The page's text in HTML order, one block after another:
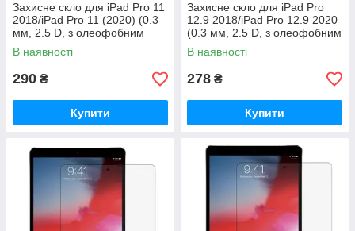
Захисне скло для iPad Pro 11
2018/iPad Pro 11 (2020) (0.3
мм, 2.5 D, з олеофобним
покриттям)
В наявності
290 ₴
Купити
Захисне скло для iPad Pro
12.9 2018/iPad Pro 12.9 2020
(0.3 мм, 2.5 D, з олеофобним
покриттям)
В наявності
278 ₴
Купити